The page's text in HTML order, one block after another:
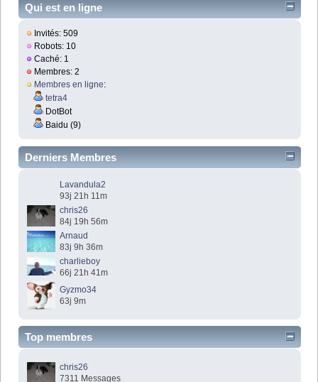
Qui est en ligne
Invités: 509
Robots: 10
Caché: 1
Membres: 2
Membres en ligne:
tetra4
DotBot
Baidu (9)
Derniers Membres
Lavandula2
93j 21h 11m
chris26
84j 19h 56m
Arnaud
83j 9h 36m
charlieboy
66j 21h 41m
Gyzmo34
63j 9m
Top membres
chris26
7311 Messages